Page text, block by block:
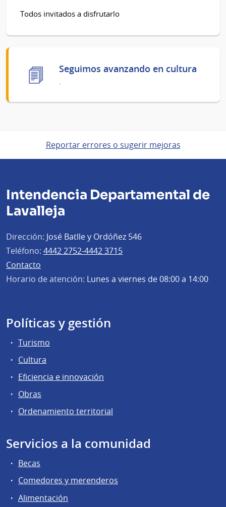
Todos invitados a disfrutarlo
Seguimos avanzando en cultura
Reportar errores o sugerir mejoras
Intendencia Departamental de
Lavalleja
Dirección: José Batlle y Ordóñez 546
Teléfono: 4442 2752-4442 3715
Contacto
Horario de atención: Lunes a viernes de 08:00 a 14:00
Políticas y gestión
Turismo
Cultura
Eficiencia e innovación
Obras
Ordenamiento territorial
Servicios a la comunidad
Becas
Comedores y merenderos
Alimentación